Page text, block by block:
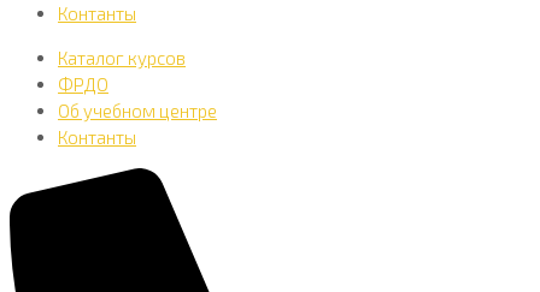
Контанты
Каталог курсов
ФРДО
Об учебном центре
Контанты